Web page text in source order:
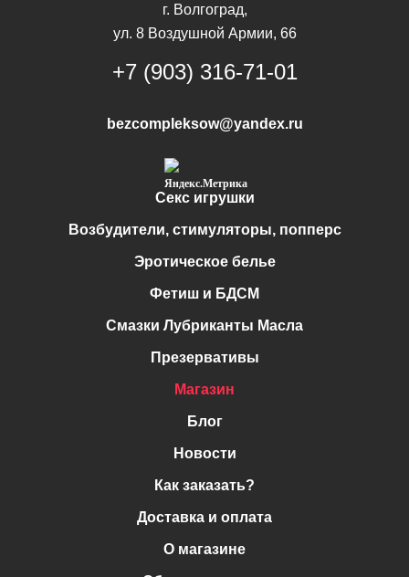
г. Волгоград,
ул. 8 Воздушной Армии, 66
+7 (903) 316-71-01
bezcompleksow@yandex.ru
Секс игрушки
Возбудители, стимуляторы, попперс
Эротическое белье
Фетиш и БДСМ
Смазки Лубриканты Масла
Презервативы
Магазин
Блог
Новости
Как заказать?
Доставка и оплата
О магазине